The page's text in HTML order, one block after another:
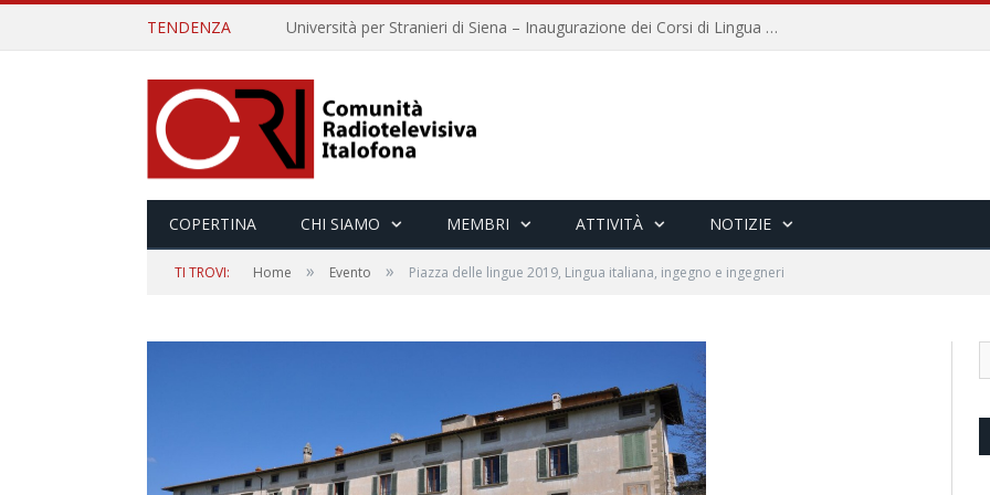
TENDENZA Università per Stranieri di Siena – Inaugurazione dei Corsi di Lingua e Cultura Italiana, 109a annata
COPERTINA CHI SIAMO MEMBRI ATTIVITÀ NOTIZIE
TI TROVI: Home » Evento » Piazza delle lingue 2019, Lingua italiana, ingegno e ingegneri